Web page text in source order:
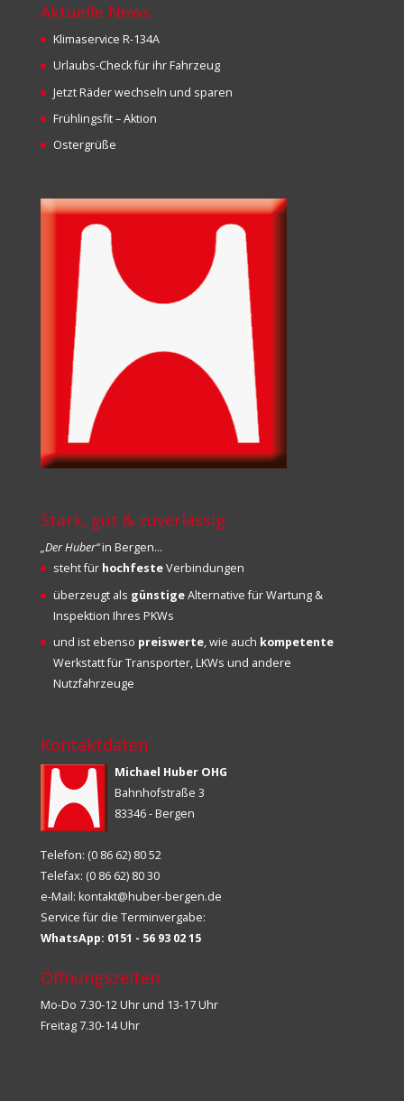
Aktuelle News
Klimaservice R-134A
Urlaubs-Check für ihr Fahrzeug
Jetzt Räder wechseln und sparen
Frühlingsfit – Aktion
Ostergrüße
Stark, gut & zuverlässig
„Der Huber“in Bergen…
steht für hochfesteVerbindungen
überzeugt als günstigeAlternative für Wartung &
Inspektion Ihres PKWs
und ist ebenso preiswerte, wie auch kompetente
Werkstatt für Transporter, LKWs und andere
Nutzfahrzeuge
Kontaktdaten
Michael Huber OHG
Bahnhofstraße 3
83346 - Bergen
Telefon: (0 86 62) 80 52
Telefax: (0 86 62) 80 30
e-Mail: kontakt@huber-bergen.de
Service für die Terminvergabe:
WhatsApp: 0151 - 56 93 02 15
Öffnungszeiten
Mo-Do 7.30-12 Uhr und 13-17 Uhr
Freitag 7.30-14 Uhr